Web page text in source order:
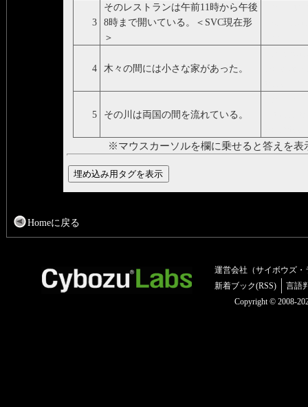
3
そのレストランは午前11時から午後
8時まで開いている。＜SVC現在形
＞
4 木々の間には小さな家があった。
5 その川は両国の間を流れている。
※マウスカーソルを欄に乗せると答えを表
Homeに戻る
運営会社（サイボウズ・
新着ブック(RSS)
言語
Copyright © 2008-